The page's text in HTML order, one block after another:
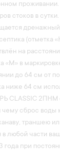
стоков в
(отметка
на
«М» в
до 64 см от
ниже 64 см
CLASSIC 2ПНМ
чему сброс
траншею
любой части
года при